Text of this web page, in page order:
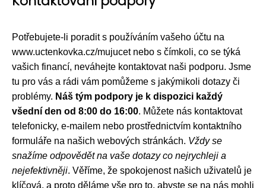
Potřebujete-li poradit s používáním vašeho účtu na
www.uctenkovka.cz/mujucet nebo s čímkoli, co se týká
vašich financí, neváhejte kontaktovat naši podporu. Jsme
tu pro vás a rádi vám pomůžeme s jakýmikoli dotazy či
problémy. Náš tým podpory je k dispozici každý
všední den od 8:00 do 16:00. Můžete nás kontaktovat
telefonicky, e-mailem nebo prostřednictvím kontaktního
formuláře na našich webových stránkách. Vždy se
snažíme odpovědět na vaše dotazy co nejrychleji a
nejefektivněji. Věříme, že spokojenost našich uživatelů je
klíčová, a proto děláme vše pro to, abyste se na nás mohli